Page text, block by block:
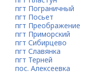
пгт Пограничный
пгт Посьет
пгт Преображение
пгт Приморский
пгт Сибирцево
пгт Славянка
пгт Терней
пос. Алексеевка